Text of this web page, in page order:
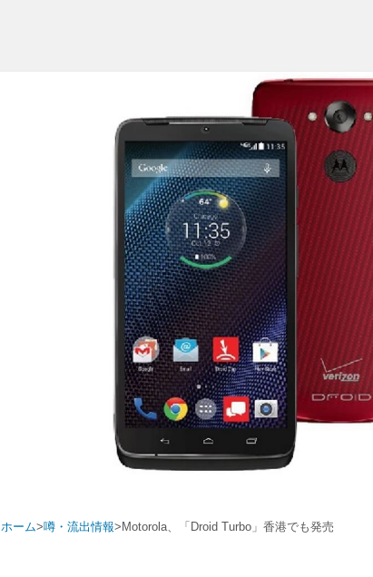
ホーム>噂・流出情報> Motorola、「Droid Turbo」香港でも発売